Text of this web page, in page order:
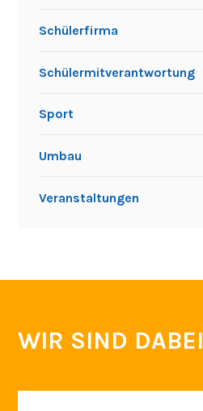
Schülerfirma
Schülermitverantwortung
Sport
Umbau
Veranstaltungen
WIR SIND DABEI